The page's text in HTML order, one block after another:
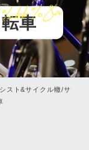
車
スト&サイクル轍/サ